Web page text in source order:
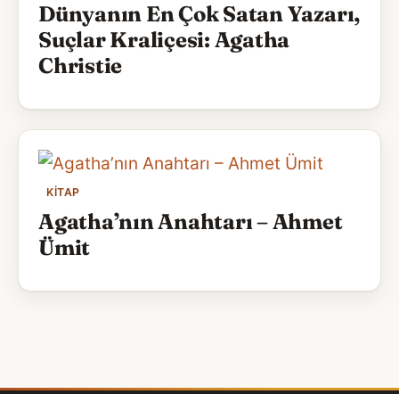
Dünyanın En Çok Satan Yazarı,
Suçlar Kraliçesi: Agatha
Christie
KITAP
Agatha’nın Anahtarı – Ahmet
Ümit